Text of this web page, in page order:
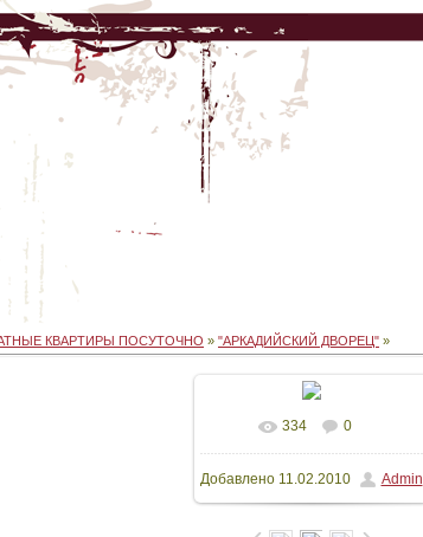
КВАРТИРЫ ПОСУТОЧНО » "АРКАДИЙСКИЙ ДВОРЕЦ" »
В реальном размере
480x640/ 100.8Kb
334 0
Добавлено11.02.2010 Admin